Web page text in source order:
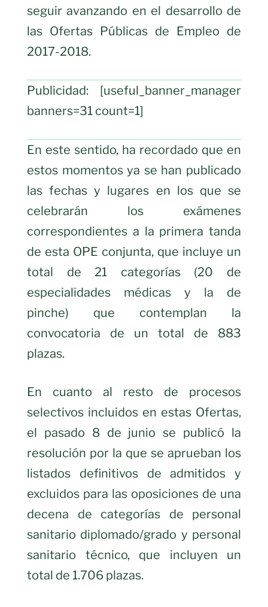
seguir avanzando en el desarrollo de
las Ofertas Públicas de Empleo de
2017-2018.
Publicidad: [useful_banner_manager
banners=31 count=1]
En este sentido, ha recordado que en
estos momentos ya se han publicado
las fechas y lugares en los que se
celebrarán los exámenes
correspondientes a la primera tanda
de esta OPE conjunta, que incluye un
total de 21 categorías (20 de
especialidades médicas y la de
pinche) que contemplan la
convocatoria de un total de 883
plazas.
En cuanto al resto de procesos
selectivos incluidos en estas Ofertas,
el pasado 8 de junio se publicó la
resolución por la que se aprueban los
listados definitivos de admitidos y
excluidos para las oposiciones de una
decena de categorías de personal
sanitario diplomado/grado y personal
sanitario técnico, que incluyen un
total de 1.706 plazas.